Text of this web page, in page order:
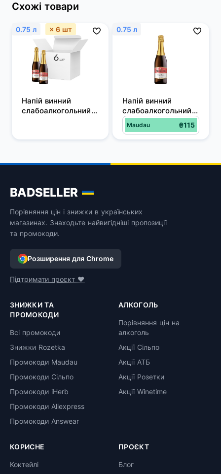
Схожі товари
0.75 л × 6 шт
Напій винний
слабоалкогольний
напівсолодкий
0.75 л
Напій винний
слабоалкогольний
газований Pregolino
Fragola Rosso
напівсолодкий
Maudau ₴115
BADSELLER
Порівняння цін і знижки в українських
магазинах. Знаходьте найвигідніші пропозиції
та промокоди.
Розширення для Chrome
Підтримати проєкт ❤️
ЗНИЖКИ ТА
ПРОМОКОДИ
Всі промокоди
Знижки Rozetka
Промокоди Maudau
Промокоди Сільпо
Промокоди iHerb
Промокоди Aliexpress
Промокоди Answear
АЛКОГОЛЬ
Порівняння цін на
алкоголь
Акції Сільпо
Акції АТБ
Акції Розетки
Акції Winetime
КОРИСНЕ
Коктейлі
ПРОЄКТ
Блог